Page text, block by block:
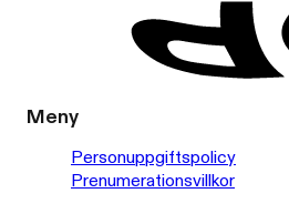
Meny
Personuppgiftspolicy
Prenumerationsvillkor